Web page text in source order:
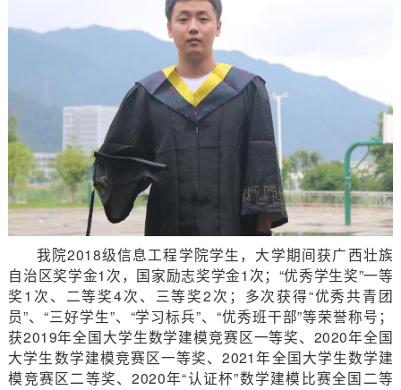
我院2018级信息工程学院学生，大学期间获广西壮族
自治区奖学金1次，国家励志奖学金1次；“优秀学生奖”一等
奖1次、二等奖4次、三等奖2次；多次获得“优秀共青团
员”、“三好学生”、“学习标兵”、“优秀班干部”等荣誉称号；
获2019年全国大学生数学建模竞赛区一等奖、2020年全国
大学生数学建模竞赛区一等奖、2021年全国大学生数学建
模竞赛区二等奖、2020年“认证杯”数学建模比赛全国二等